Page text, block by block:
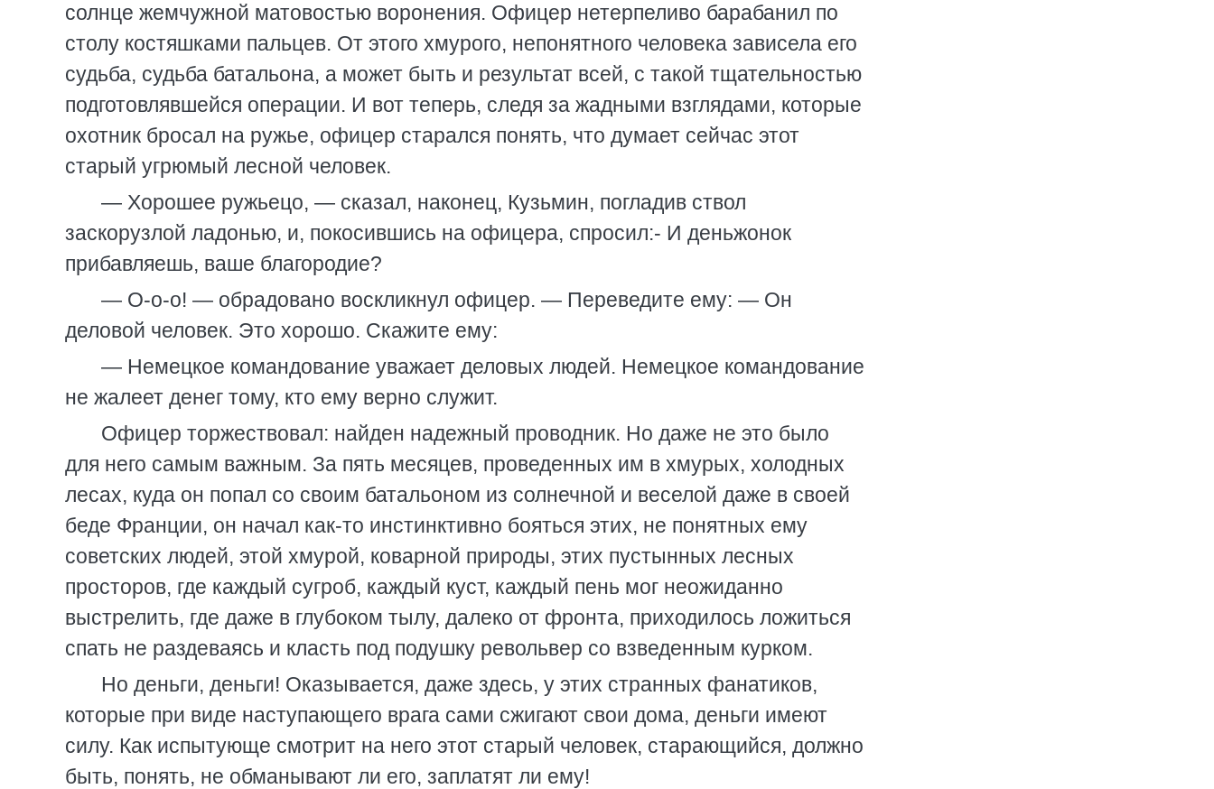
солнце жемчужной матовостью воронения. Офицер нетерпеливо барабанил по
столу костяшками пальцев. От этого хмурого, непонятного человека зависела его
судьба, судьба батальона, а может быть и результат всей, с такой тщательностью
подготовлявшейся операции. И вот теперь, следя за жадными взглядами, которые
охотник бросал на ружье, офицер старался понять, что думает сейчас этот
старый угрюмый лесной человек.
— Хорошее ружьецо, — сказал, наконец, Кузьмин, погладив ствол
заскорузлой ладонью, и, покосившись на офицера, спросил:- И деньжонок
прибавляешь, ваше благородие?
— О-о-о! — обрадовано воскликнул офицер. — Переведите ему: — Он
деловой человек. Это хорошо. Скажите ему:
— Немецкое командование уважает деловых людей. Немецкое командование
не жалеет денег тому, кто ему верно служит.
Офицер торжествовал: найден надежный проводник. Но даже не это было
для него самым важным. За пять месяцев, проведенных им в хмурых, холодных
лесах, куда он попал со своим батальоном из солнечной и веселой даже в своей
беде Франции, он начал как-то инстинктивно бояться этих, не понятных ему
советских людей, этой хмурой, коварной природы, этих пустынных лесных
просторов, где каждый сугроб, каждый куст, каждый пень мог неожиданно
выстрелить, где даже в глубоком тылу, далеко от фронта, приходилось ложиться
спать не раздеваясь и класть под подушку револьвер со взведенным курком.
Но деньги, деньги! Оказывается, даже здесь, у этих странных фанатиков,
которые при виде наступающего врага сами сжигают свои дома, деньги имеют
силу. Как испытующе смотрит на него этот старый человек, старающийся, должно
быть, понять, не обманывают ли его, заплатят ли ему!